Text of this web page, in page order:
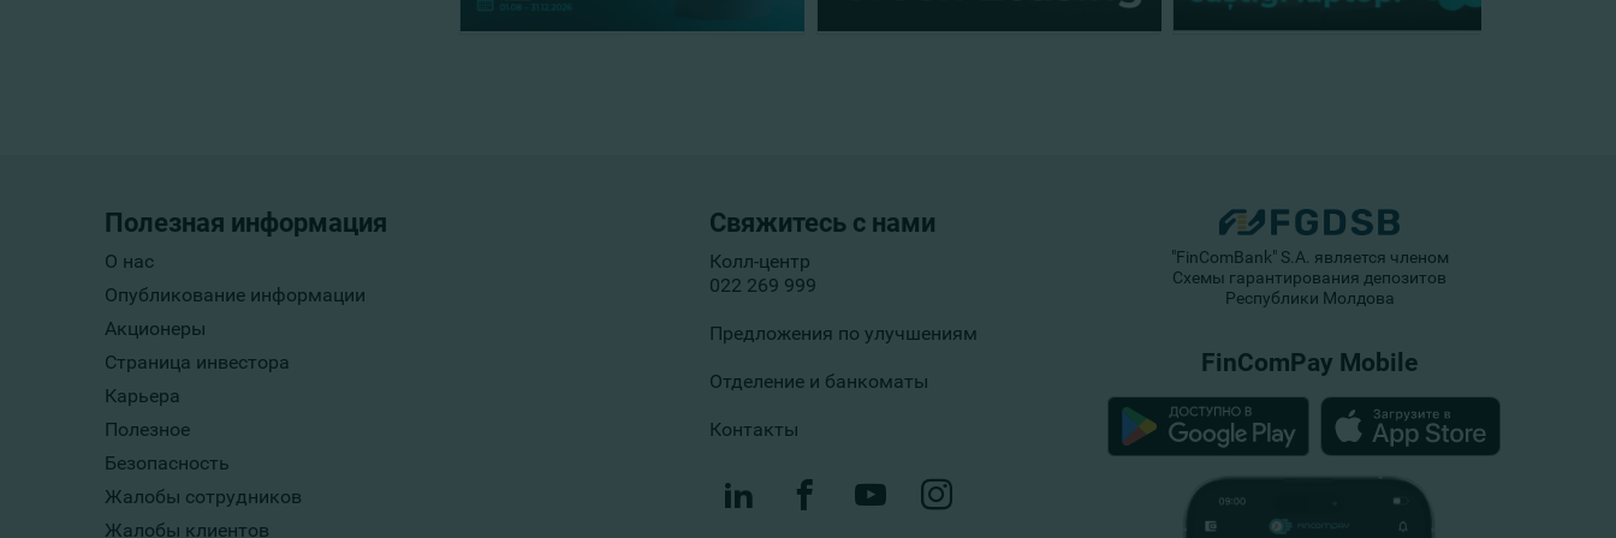
Полезная информация
О нас
Опубликование информации
Акционеры
Страница инвестора
Карьера
Полезное
Безопасность
Жалобы сотрудников
Жалобы клиентов
Свяжитесь с нами
Колл-центр
022 269 999
Предложения по улучшениям
Отделение и банкоматы
Контакты
"FinComBank" S.A. является членом
Схемы гарантирования депозитов
Республики Молдова
FinComPay Mobile